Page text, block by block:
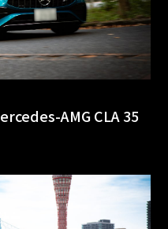
AMG CLA 35